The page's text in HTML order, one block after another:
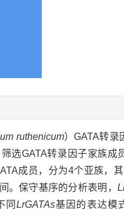
ruthenicum）GATA转录
选GATA转录因子家族
成员，分为4个亚族，
。保守基序的分析表明，
同LrGATAs基因的表达模